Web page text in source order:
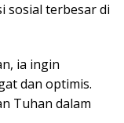
sosial terbesar di
ia ingin
dan optimis.
Tuhan dalam